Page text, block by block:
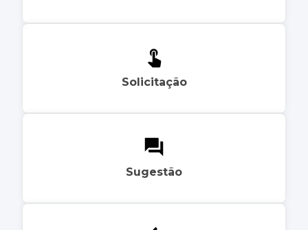
Solicitação
Sugestão